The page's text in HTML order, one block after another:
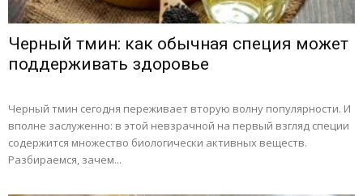
Черный тмин: как обычная специя может
поддерживать здоровье
Черный тмин сегодня переживает вторую волну популярности. И
вполне заслуженно: в этой невзрачной на первый взгляд специи
содержится множество биологически активных веществ.
Разбираемся, зачем...